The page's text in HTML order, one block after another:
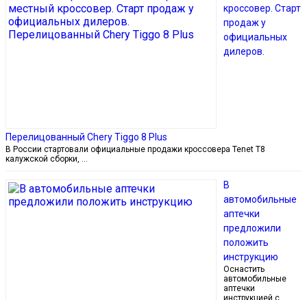
кроссовер. Cтарт
продаж у
официальных
дилеров.
Перелицованный Chery Tiggo 8 Plus
В России стартовали официальные продажи кроссовера Tenet T8
калужской сборки, …
В
автомобильные
аптечки
предложили
положить
инструкцию
Оснастить
автомобильные
аптечки
инструкцией с